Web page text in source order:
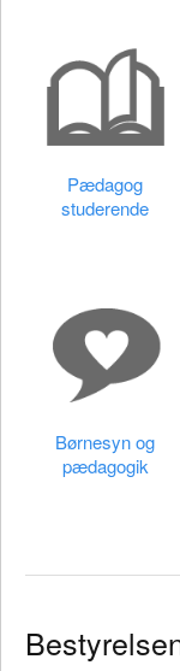
Pædagog
studerende
Børnesyn og
pædagogik